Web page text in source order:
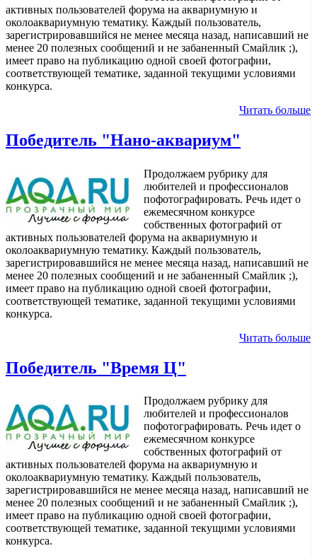
активных пользователей форума на аквариумную и
околоаквариумную тематику. Каждый пользователь,
зарегистрировавшийся не менее месяца назад, написавший не
менее 20 полезных сообщений и не забаненный Смайлик ;),
имеет право на публикацию одной своей фотографии,
соответствующей тематике, заданной текущими условиями
конкурса.
Читать больше
Победитель "Нано-аквариум"
Продолжаем рубрику для
любителей и профессионалов
пофотографировать. Речь идет о
ежемесячном конкурсе
собственных фотографий от
активных пользователей форума на аквариумную и
околоаквариумную тематику. Каждый пользователь,
зарегистрировавшийся не менее месяца назад, написавший не
менее 20 полезных сообщений и не забаненный Смайлик ;),
имеет право на публикацию одной своей фотографии,
соответствующей тематике, заданной текущими условиями
конкурса.
Читать больше
Победитель "Время Ц"
Продолжаем рубрику для
любителей и профессионалов
пофотографировать. Речь идет о
ежемесячном конкурсе
собственных фотографий от
активных пользователей форума на аквариумную и
околоаквариумную тематику. Каждый пользователь,
зарегистрировавшийся не менее месяца назад, написавший не
менее 20 полезных сообщений и не забаненный Смайлик ;),
имеет право на публикацию одной своей фотографии,
соответствующей тематике, заданной текущими условиями
конкурса.